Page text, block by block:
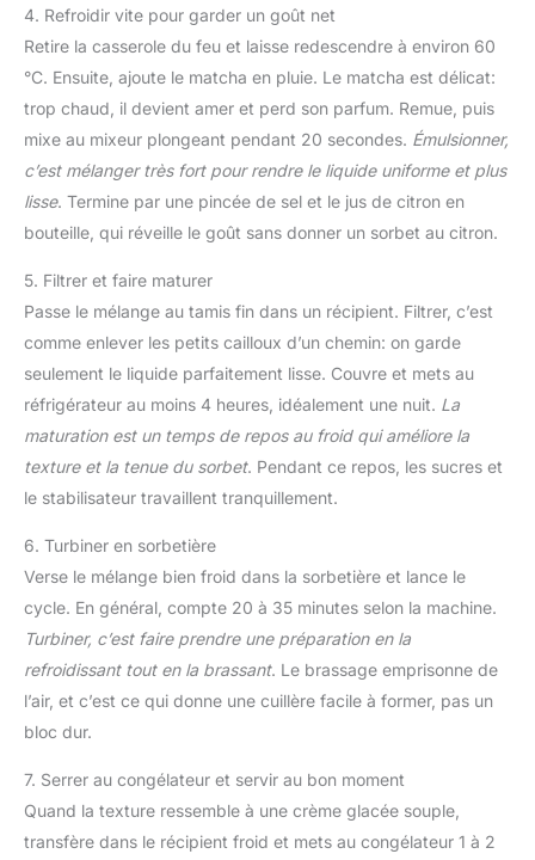
4. Refroidir vite pour garder un goût net
Retire la casserole du feu et laisse redescendre à environ 60
°C. Ensuite, ajoute le matcha en pluie. Le matcha est délicat:
trop chaud, il devient amer et perd son parfum. Remue, puis
mixe au mixeur plongeant pendant 20 secondes. Émulsionner,
c’est mélanger très fort pour rendre le liquide uniforme et plus
lisse. Termine par une pincée de sel et le jus de citron en
bouteille, qui réveille le goût sans donner un sorbet au citron.
5. Filtrer et faire maturer
Passe le mélange au tamis fin dans un récipient. Filtrer, c’est
comme enlever les petits cailloux d’un chemin: on garde
seulement le liquide parfaitement lisse. Couvre et mets au
réfrigérateur au moins 4 heures, idéalement une nuit. La
maturation est un temps de repos au froid qui améliore la
texture et la tenue du sorbet. Pendant ce repos, les sucres et
le stabilisateur travaillent tranquillement.
6. Turbiner en sorbetière
Verse le mélange bien froid dans la sorbetière et lance le
cycle. En général, compte 20 à 35 minutes selon la machine.
Turbiner, c’est faire prendre une préparation en la
refroidissant tout en la brassant. Le brassage emprisonne de
l’air, et c’est ce qui donne une cuillère facile à former, pas un
bloc dur.
7. Serrer au congélateur et servir au bon moment
Quand la texture ressemble à une crème glacée souple,
transfère dans le récipient froid et mets au congélateur 1 à 2